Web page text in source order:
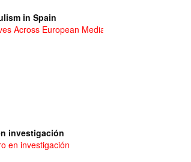
in Spain
Across European Media Systems
investigación
en investigación